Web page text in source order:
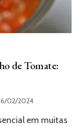
de Tomate:
02/2024
em muitas